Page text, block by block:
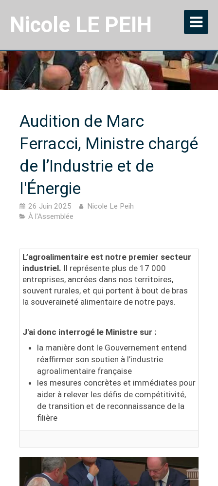
Nicole LE PEIH
Audition de Marc
Ferracci, Ministre chargé
de l’Industrie et de
l'Énergie
26 Juin 2025
Nicole Le Peih
À l'Assemblée
L’agroalimentaire est notre premier secteur
industriel. Il représente plus de 17 000
entreprises, ancrées dans nos territoires,
souvent rurales, et qui portent à bout de bras
la souveraineté alimentaire de notre pays.
J'ai donc interrogé le Ministre sur :
la manière dont le Gouvernement entend
réaffirmer son soutien à l’industrie
agroalimentaire française
les mesures concrètes et immédiates pour
aider à relever les défis de compétitivité,
de transition et de reconnaissance de la
filière